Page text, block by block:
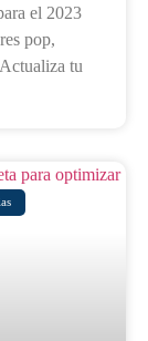
el 2023
pop,
tu